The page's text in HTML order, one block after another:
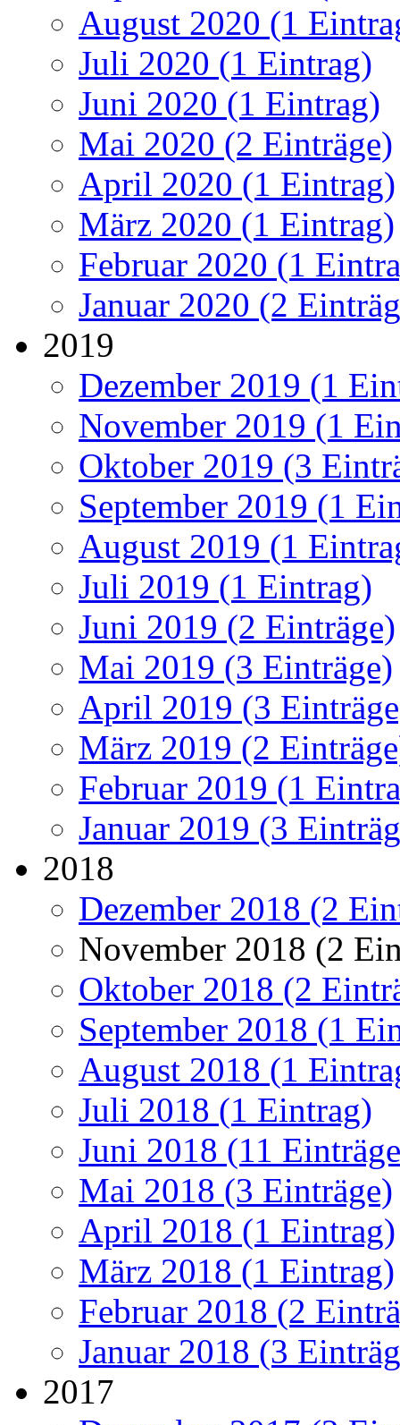
August 2020 (1
Juli 2020 (1 Eintrag)
Juni 2020 (1 Eintrag)
Mai 2020 (2 Einträge)
April 2020 (1 Eintrag)
März 2020 (1 Eintrag)
Februar 2020 (1
Januar 2020 (2
2019
Dezember 2019 (1
November 2019 (1
Oktober 2019 (3
September 2019 (1
August 2019 (1
Juli 2019 (1 Eintrag)
Juni 2019 (2 Einträge)
Mai 2019 (3 Einträge)
April 2019 (3
März 2019 (2
Februar 2019 (1
Januar 2019 (3
2018
Dezember 2018 (2
November 2018 (2
Oktober 2018 (2
September 2018 (1
August 2018 (1
Juli 2018 (1 Eintrag)
Juni 2018 (11
Mai 2018 (3 Einträge)
April 2018 (1 Eintrag)
März 2018 (1 Eintrag)
Februar 2018 (2
Januar 2018 (3
2017